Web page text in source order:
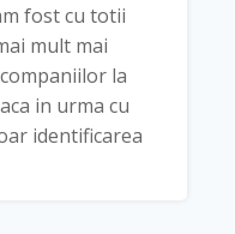
fost cu totii
mult mai
la
in urma cu
identificarea